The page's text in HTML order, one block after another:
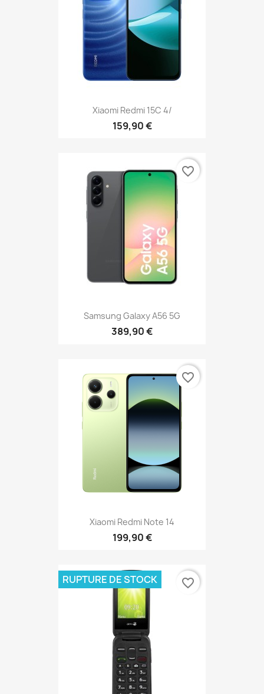
Xiaomi Redmi 15C 4/
159,90 €
Samsung Galaxy A56 5G
389,90 €
favorite_border
Xiaomi Redmi Note 14
199,90 €
favorite_border
RUPTURE DE STOCK favorite_border